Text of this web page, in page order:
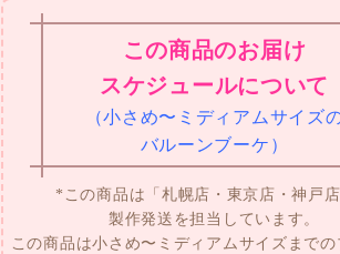
この商品のお届け
スケジュールについて
（小さめ〜ミディアムサイズ
バルーンブーケ）
*この商品は「札幌店・東京店・神戸
製作発送を担当しています。
この商品は小さめ〜ミディアムサイズまで